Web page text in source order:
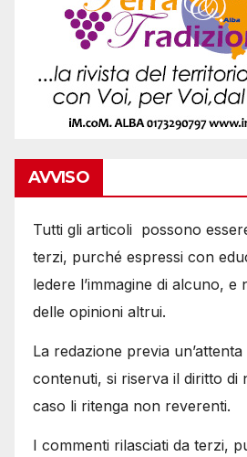
AVVISO
Tutti gli articoli possono
terzi, purché espressi con
ledere l’immagine di alcuno, e
delle opinioni altrui.
La redazione previa un’attenta
contenuti, si riserva il diritto di
caso li ritenga non reverenti.
I commenti rilasciati da terzi,